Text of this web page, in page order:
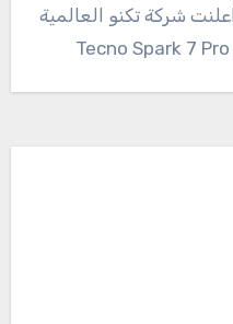
Reading Time: 2 minutesاعلنت شركة تكنو العالمية